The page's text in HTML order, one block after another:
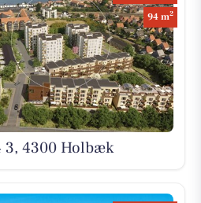
94 m2
3, 4300 Holbæk